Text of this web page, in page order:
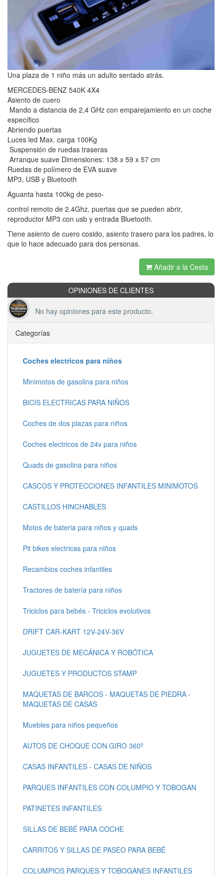
Una plaza de 1 niño más un adulto sentado atrás.
MERCEDES-BENZ 540K 4X4
Asiento de cuero
Mando a distancia de 2,4 GHz con emparejamiento en un coche
específico
Abriendo puertas
Luces led Max. carga 100Kg
Suspensión de ruedas traseras
Arranque suave Dimensiones: 138 x 59 x 57 cm
Ruedas de polímero de EVA suave
MP3, USB y Bluetooth
Aguanta hasta 100kg de peso-
control remoto de 2.4Ghz, puertas que se pueden abrir,
reproductor MP3 con usb y entrada Bluetooth.
Tiene asiento de cuero cosido, asiento trasero para los padres, lo
que lo hace adecuado para dos personas.
Añadir a la Cesta
OPINIONES DE CLIENTES
No hay opiniones para este producto.
Categorías
Coches electricos para niños
Minimotos de gasolina para niños
BICIS ELECTRICAS PARA NIÑOS
Coches de dos plazas para niños
Coches electricos de 24v para niños
Quads de gasolina para niños
CASCOS Y PROTECCIONES INFANTILES MINIMOTOS
CASTILLOS HINCHABLES
Motos de bateria para niños y quads
Pit bikes electricas para niños
Recambios coches infantiles
Tractores de batería para niños
Triciclos para bebés - Triciclos evolutivos
DRIFT CAR-KART 12V-24V-36V
JUGUETES DE MECÁNICA Y ROBÓTICA
JUGUETES Y PRODUCTOS STAMP
MAQUETAS DE BARCOS - MAQUETAS DE PIEDRA -
MAQUETAS DE CASAS
Muebles para niños pequeños
AUTOS DE CHOQUE CON GIRO 360º
CASAS INFANTILES - CASAS DE NIÑOS
PARQUES INFANTILES CON COLUMPIO Y TOBOGAN
PATINETES INFANTILES
SILLAS DE BEBÉ PARA COCHE
CARRITOS Y SILLAS DE PASEO PARA BEBÉ
COLUMPIOS PARQUES Y TOBOGANES INFANTILES